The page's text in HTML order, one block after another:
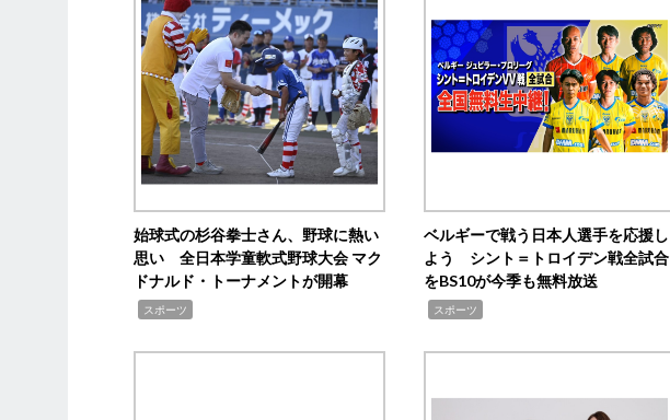
始球式の杉谷拳士さん、野球に熱い
思い 全日本学童軟式野球大会 マク
ドナルド・トーナメントが開幕
スポーツ
ベルギーで戦う日本人選手を応援し
よう シント＝トロイデン戦全試合
をBS10が今季も無料放送
スポーツ